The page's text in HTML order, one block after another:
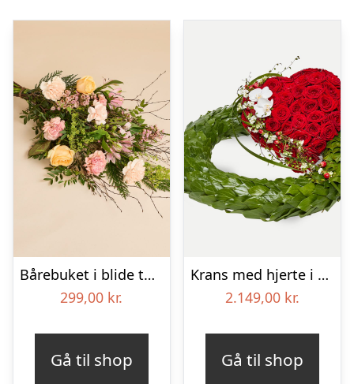
Bårebuket i blide toner
299,00 kr.
Gå til shop
Krans med hjerte i klassisk stil – rød og hvid
2.149,00 kr.
Gå til shop